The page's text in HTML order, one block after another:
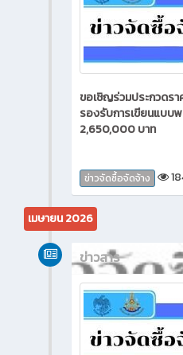
ขอเชิญร่วมประกวดร
รองรับการเขียนแบบ
2,650,000 บาท
ข่าวจัดซื้อจัดจ้าง
เมษายน 2026
ข่าวสาร